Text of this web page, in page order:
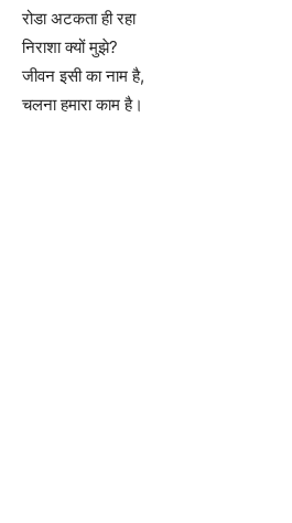
रोडा अटकता ही रहा
निराशा क्यों मुझे?
जीवन इसी का नाम है,
चलना हमारा काम है।